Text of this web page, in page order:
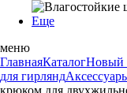
Еще
меню
ГлавнаяКаталогНовый
для гирлянд
крюком для